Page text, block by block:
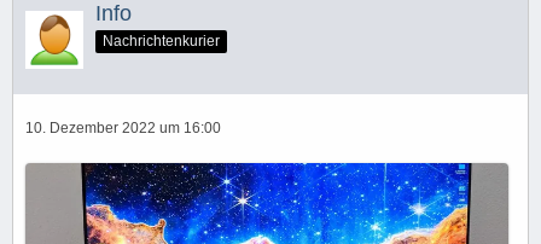
Info
Nachrichtenkurier
10. Dezember 2022 um 16:00